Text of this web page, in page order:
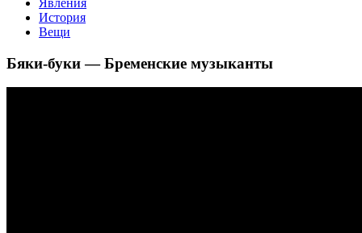
Явления
История
Вещи
Бяки-буки — Бременские музыканты